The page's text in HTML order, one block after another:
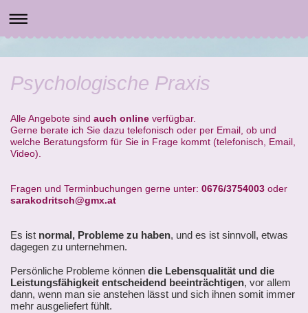
Institut für Psychologie und
Mag.a Sara Kodritsch
Psychologische Praxis
Alle Angebote sind auch online verfügbar.
Gerne berate ich Sie dazu telefonisch oder per Email, ob und
welche Beratungsform für Sie in Frage kommt (telefonisch, Email,
Video).
Fragen und Terminbuchungen gerne unter: 0676/3754003 oder
sarakodritsch@gmx.at
Es ist normal, Probleme zu haben, und es ist sinnvoll, etwas
dagegen zu unternehmen.
Persönliche Probleme können die Lebensqualität und die
Leistungsfähigkeit entscheidend beeinträchtigen, vor allem
dann, wenn man sie anstehen lässt und sich ihnen somit immer
mehr ausgeliefert fühlt.